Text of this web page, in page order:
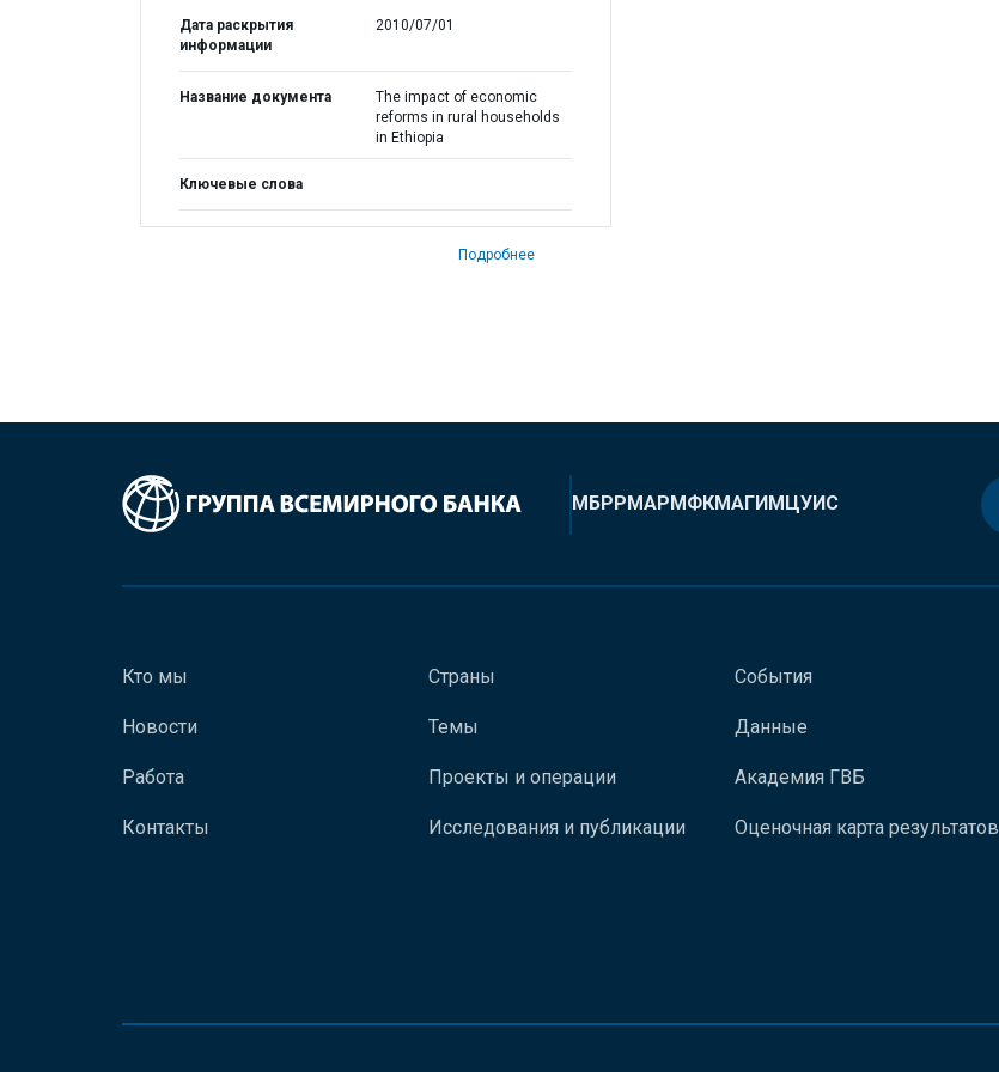
Дата раскрытия
информации
2010/07/01
Название документа
The impact of economic
reforms in rural households
in Ethiopia
Ключевые слова
Подробнее
МБРРМАРМФКМАГИМЦУИС
Кто мы
Новости
Работа
Контакты
Страны
Темы
Проекты и операции
Исследования и публикации
События
Данные
Академия ГВБ
Оценочная карта результатов